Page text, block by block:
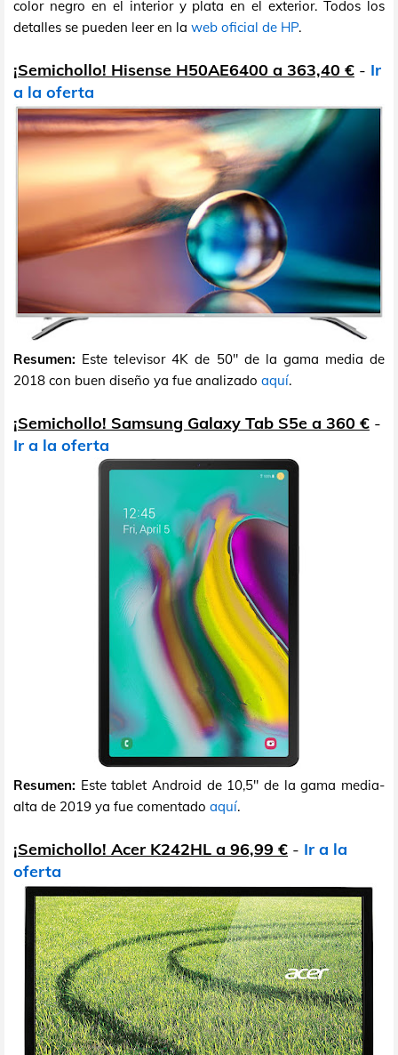
color negro en el interior y plata en el exterior. Todos los
detalles se pueden leer en la web oficial de HP.
¡Semichollo! Hisense H50AE6400 a 363,40 € - Ir
a la oferta
Resumen: Este televisor 4K de 50" de la gama media de
2018 con buen diseño ya fue analizado aquí.
¡Semichollo! Samsung Galaxy Tab S5e a 360 € -
Ir a la oferta
Resumen: Este tablet Android de 10,5" de la gama media-
alta de 2019 ya fue comentado aquí.
¡Semichollo! Acer K242HL a 96,99 € - Ir a la
oferta